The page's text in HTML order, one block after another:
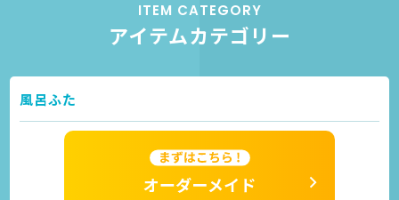
ITEM CATEGORY
アイテムカテゴリー
風呂ふた